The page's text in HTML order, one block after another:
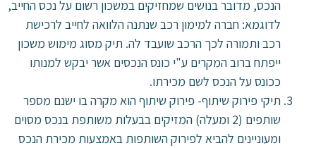
הנכס, מדובר בנושים שמחזיקים במשכון רשום על נכס החייב,
לדוגמא: חברה למימון רכב שנתנה הלוואה לחייב לרכישת
רכב ותמורה לכך הרכב שועבד לה. תיק מסוג מימוש משכון
ייפתח ברוב המקרים ע"י כונס הנכסים אשר יבקש למנותו
ככונס על הנכס לשם מכירתו.
תיקי פירוק שיתוף- פירוק שיתוף הוא מקרה בו ישנם מספר
שותפים (2 ומעלה) המזיקים בבעלות משותפת בנכס מסוים
ומעוניינים להביא לפירוק השותפות באמצעות מכירת הנכס